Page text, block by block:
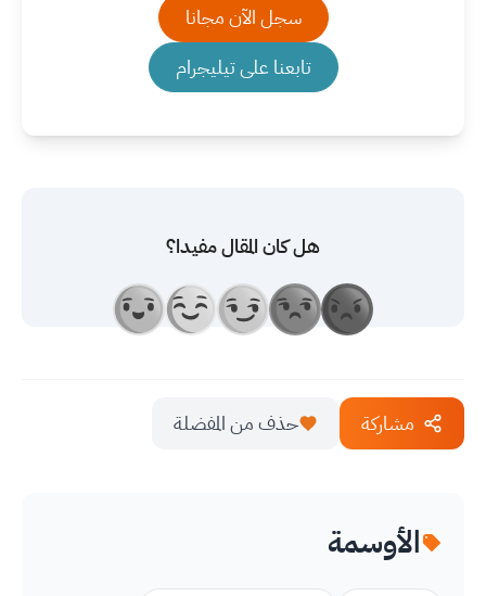
سجل الآن مجانا
تابعنا على تيليجرام
هل كان المقال مفيدا؟
مشاركة حذف من المفضلة
الأوسمة